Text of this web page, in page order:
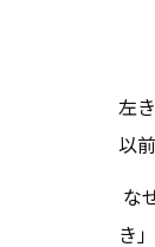
左
以
な
き